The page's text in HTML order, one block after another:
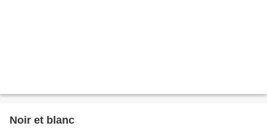
Noir et blanc